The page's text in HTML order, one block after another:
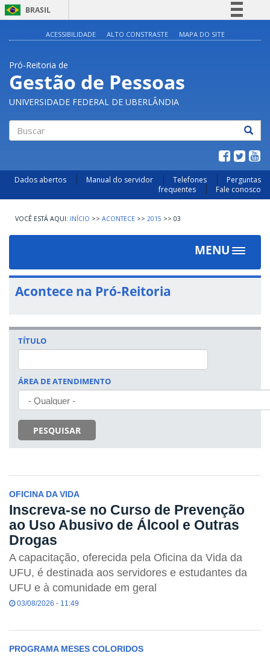
BRASIL
Acesso à informação
Legislação
Canais
ACESSIBILIDADE ALTO CONSTRASTE MAPA DO SITE
Pró-Reitoria de
Gestão de Pessoas
UNIVERSIDADE FEDERAL DE UBERLÂNDIA
Dados abertos Manual do servidor Telefones
Perguntas
frequentes
Fale conosco
INÍCIO >> ACONTECE >> 2015 >> 03
MENU
Toggle
Acontece na Pró-Reitoria
TÍTULO
ÁREA DE ATENDIMENTO
PESQUISAR
OFICINA DA VIDA
Inscreva-se no Curso de Prevenção
ao Uso Abusivo de Álcool e Outras
Drogas
A capacitação, oferecida pela Oficina da Vida da
UFU, é destinada aos servidores e estudantes da
UFU e à comunidade em geral
03/08/2026 - 11:49
PROGRAMA MESES COLORIDOS